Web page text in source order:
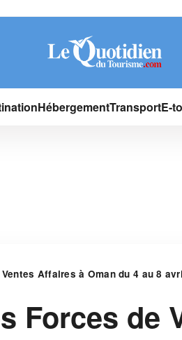
HébergementTransportE-
Affaires à Oman du 4 au 8
Forces de